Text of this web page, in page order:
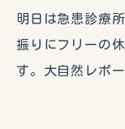
明日は急患診療
振りにフリーの
す。大自然レポ